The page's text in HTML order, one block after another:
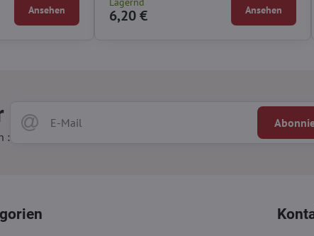
Ansehen 6,20 € Ansehen
: